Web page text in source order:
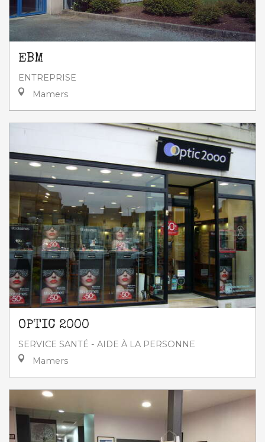
EBM
ENTREPRISE
Mamers
OPTIC 2000
SERVICE SANTÉ - AIDE À LA PERSONNE
Mamers